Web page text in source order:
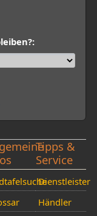
Tipps &
Service
Dienstleister
Händler